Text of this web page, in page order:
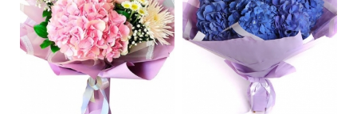
55 см 45 см 60 см 60 см